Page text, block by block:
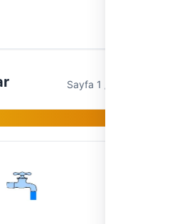
Sayfa 1 / 1 (12 usta)